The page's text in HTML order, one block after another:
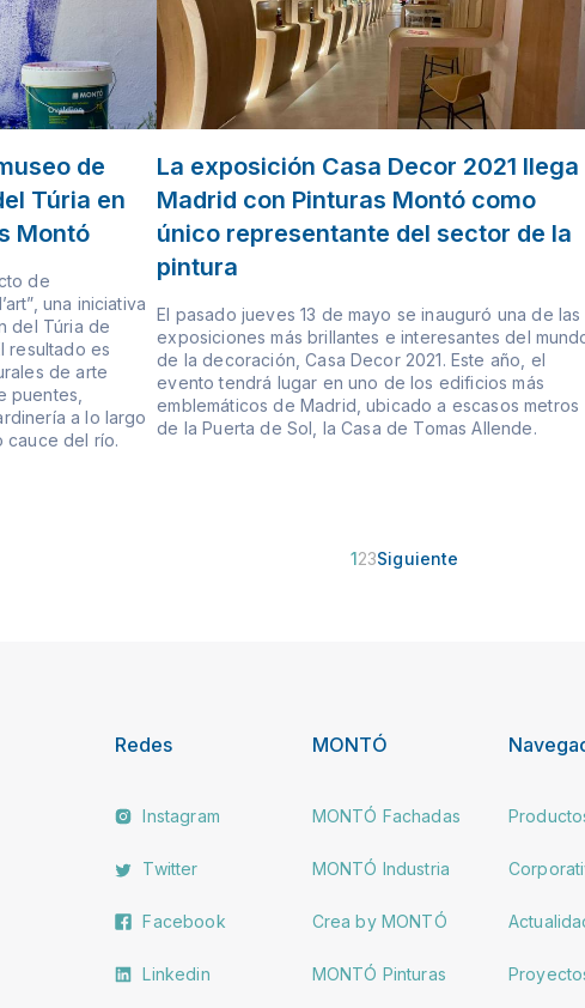
de
Túria en
Montó
de
una iniciativa
del Túria de
resultado es
de arte
puentes,
a lo largo
cauce del río.
La exposición Casa Decor 2021 llega
Madrid con Pinturas Montó como
único representante del sector de la
pintura
El pasado jueves 13 de mayo se inauguró una de las
exposiciones más brillantes e interesantes del
de la decoración, Casa Decor 2021. Este año, el
evento tendrá lugar en uno de los edificios más
emblemáticos de Madrid, ubicado a escasos metros
de la Puerta de Sol, la Casa de Tomas Allende.
123Siguiente
Redes
Instagram
Twitter
Facebook
Linkedin
MONTÓ
MONTÓ Fachadas
MONTÓ Industria
Crea by MONTÓ
MONTÓ Pinturas